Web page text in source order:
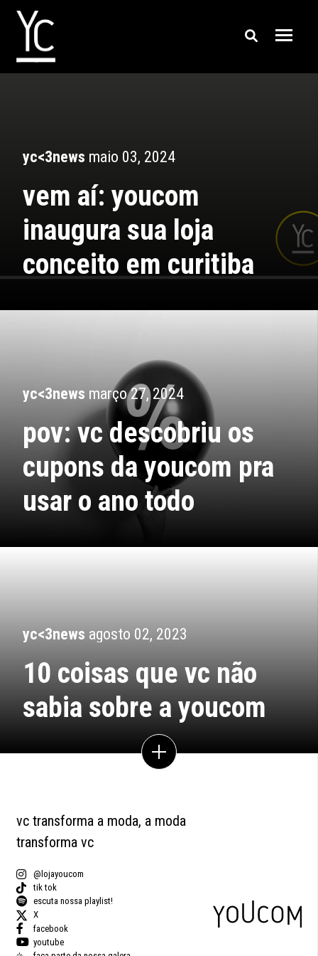
yc<3news maio 03, 2024
vem aí: youcom
inaugura sua loja
conceito em curitiba
yc<3news março 27, 2024
pov: vc descobriu os
cupons da youcom pra
usar o ano todo
yc<3news agosto 02, 2023
10 coisas que vc não
sabia sobre a youcom
vc transforma a moda, a moda
transforma vc
@lojayoucom
tik tok
escuta nossa playlist!
X
facebook
youtube